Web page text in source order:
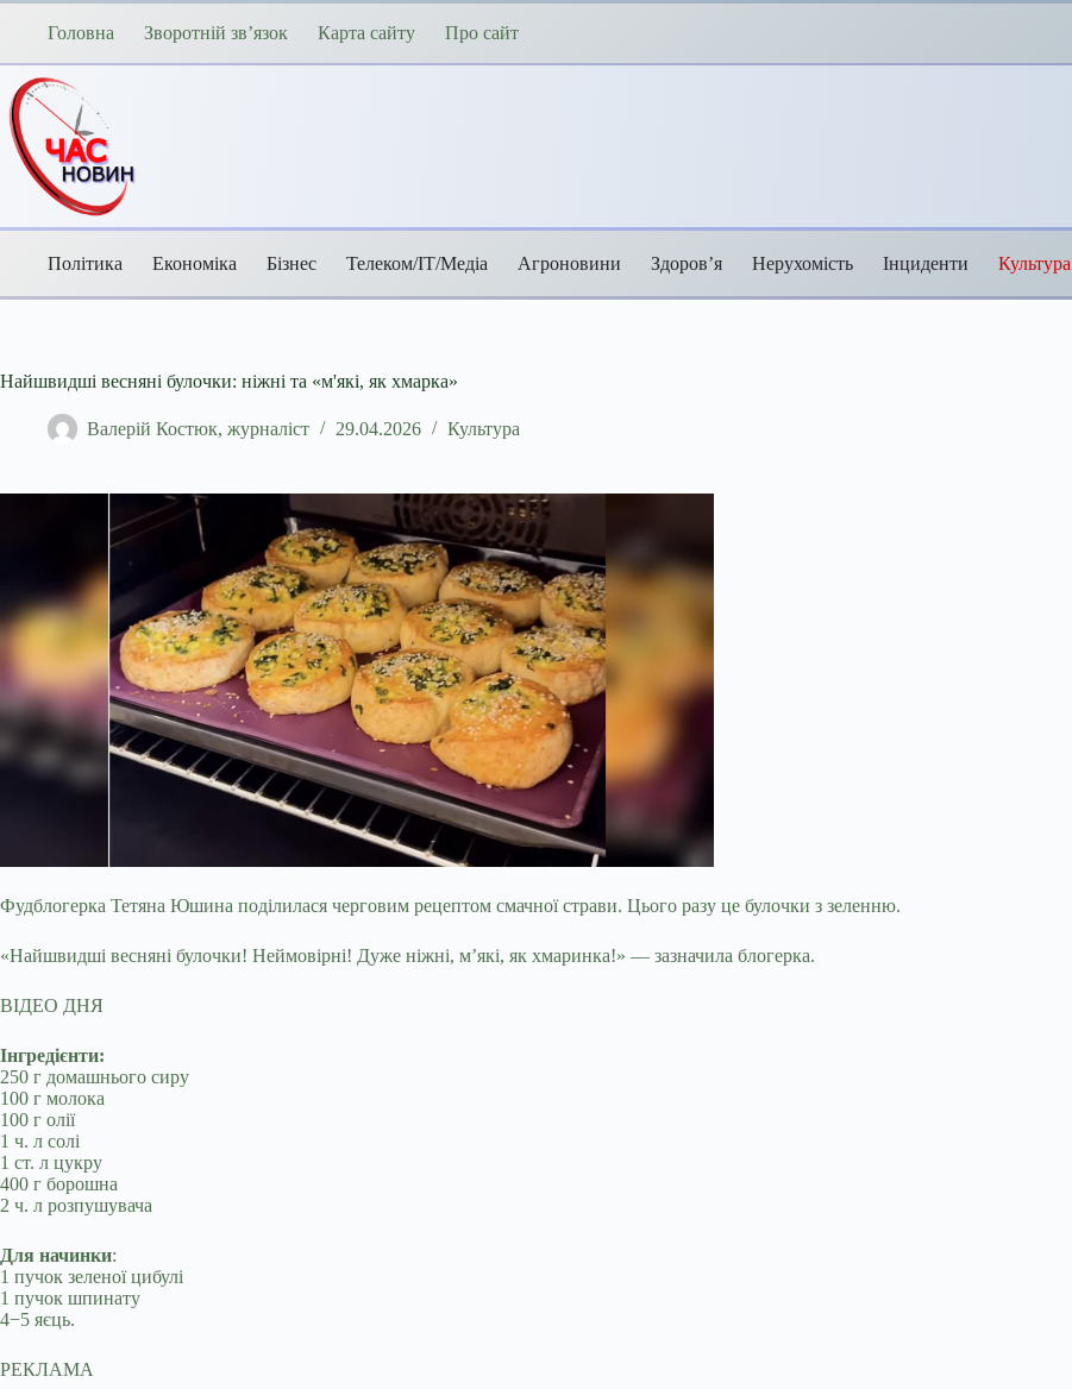
Перейти
Головна Зворотній зв’язок Карта сайту Про сайт
Політика Економіка Бізнес Телеком/ІТ/Медіа Агроновини Здоров’я Нерухомість Інциденти Культура
Найшвидші весняні булочки: ніжні та «м'які, як хмарка»
Валерій Костюк, журналіст 29.04.2026 Культура
Фудблогерка Тетяна Юшина поділилася черговим рецептом смачної страви. Цього разу це булочки з зеленню.
«Найшвидші весняні булочки! Неймовірні! Дуже ніжні, мʼякі, як хмаринка!» — зазначила блогерка.
ВІДЕО ДНЯ
Інгредієнти:
250 г домашнього сиру
100 г молока
100 г олії
1 ч. л солі
1 ст. л цукру
400 г борошна
2 ч. л розпушувача
Для начинки:
1 пучок зеленої цибулі
1 пучок шпинату
4−5 яєць.
РЕКЛАМА